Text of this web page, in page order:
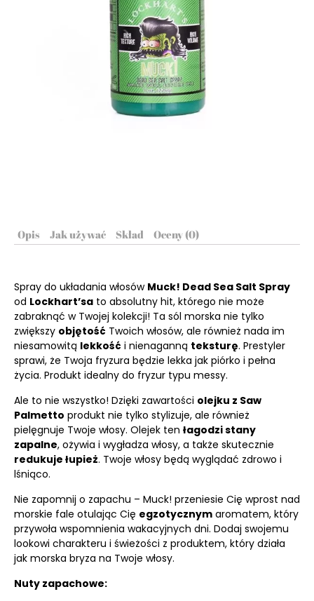
Opis Jak używać Skład Oceny (0)
Spray do układania włosów Muck! Dead Sea Salt Spray
od Lockhart’sa to absolutny hit, którego nie może
zabraknąć w Twojej kolekcji! Ta sól morska nie tylko
zwiększy objętość Twoich włosów, ale również nada im
niesamowitą lekkość i nienaganną teksturę. Prestyler
sprawi, że Twoja fryzura będzie lekka jak piórko i pełna
życia. Produkt idealny do fryzur typu messy.
Ale to nie wszystko! Dzięki zawartości olejku z Saw
Palmetto produkt nie tylko stylizuje, ale również
pielęgnuje Twoje włosy. Olejek ten łagodzi stany
zapalne, ożywia i wygładza włosy, a także skutecznie
redukuje łupież. Twoje włosy będą wyglądać zdrowo i
lśniąco.
Nie zapomnij o zapachu – Muck! przeniesie Cię wprost nad
morskie fale otulając Cię egzotycznym aromatem, który
przywoła wspomnienia wakacyjnych dni. Dodaj swojemu
lookowi charakteru i świeżości z produktem, który działa
jak morska bryza na Twoje włosy.
Nuty zapachowe: